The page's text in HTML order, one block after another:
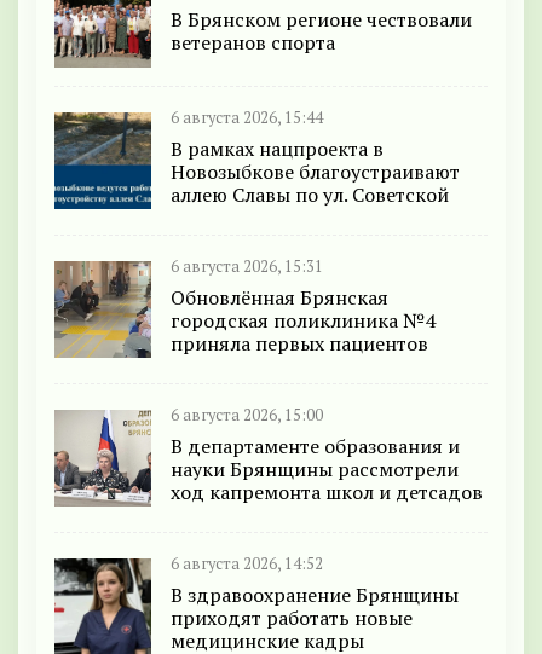
В Брянском регионе чествовали
ветеранов спорта
6 августа 2026, 15:44
В рамках нацпроекта в
Новозыбкове благоустраивают
аллею Славы по ул. Советской
6 августа 2026, 15:31
Обновлённая Брянская
городская поликлиника №4
приняла первых пациентов
6 августа 2026, 15:00
В департаменте образования и
науки Брянщины рассмотрели
ход капремонта школ и детсадов
6 августа 2026, 14:52
В здравоохранение Брянщины
приходят работать новые
медицинские кадры